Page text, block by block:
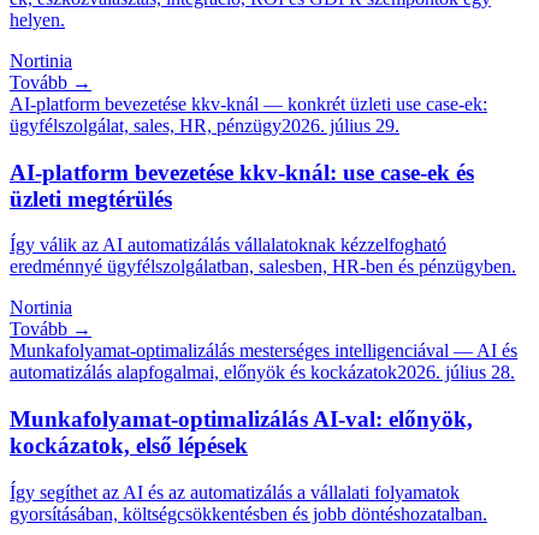
helyen.
Nortinia
Tovább →
AI-platform bevezetése kkv-knál — konkrét üzleti use case-ek:
ügyfélszolgálat, sales, HR, pénzügy2026. július 29.
AI-platform bevezetése kkv-knál: use case-ek és
üzleti megtérülés
Így válik az AI automatizálás vállalatoknak kézzelfogható
eredménnyé ügyfélszolgálatban, salesben, HR-ben és pénzügyben.
Nortinia
Tovább →
Munkafolyamat-optimalizálás mesterséges intelligenciával — AI és
automatizálás alapfogalmai, előnyök és kockázatok2026. július 28.
Munkafolyamat-optimalizálás AI-val: előnyök,
kockázatok, első lépések
Így segíthet az AI és az automatizálás a vállalati folyamatok
gyorsításában, költségcsökkentésben és jobb döntéshozatalban.